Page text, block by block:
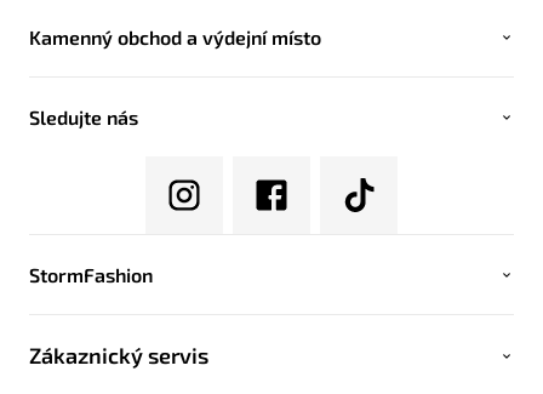
Kamenný obchod a výdejní místo
Sledujte nás
StormFashion
Zákaznický servis